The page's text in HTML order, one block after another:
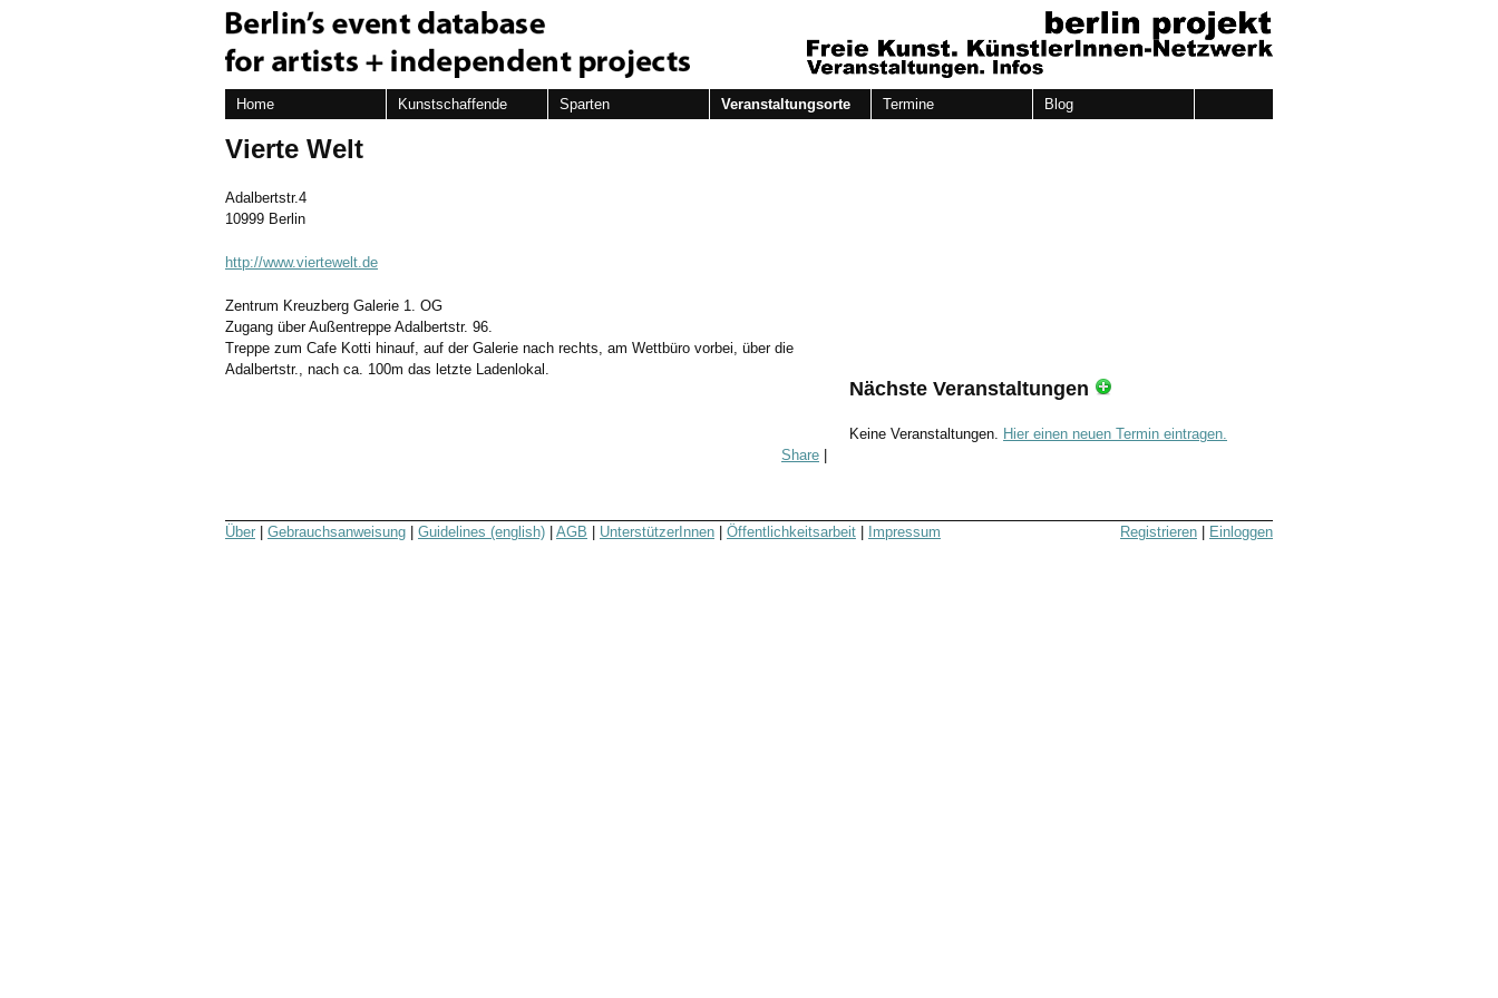
Home Kunstschaffende Sparten Veranstaltungsorte Termine Blog
Vierte Welt
Adalbertstr.4
10999 Berlin
http://www.viertewelt.de
Zentrum Kreuzberg Galerie 1. OG
Zugang über Außentreppe Adalbertstr. 96.
Treppe zum Cafe Kotti hinauf, auf der Galerie nach rechts, am Wettbüro vorbei, über die
Adalbertstr., nach ca. 100m das letzte Ladenlokal.
Share
Nächste Veranstaltungen
Keine Veranstaltungen. Hier einen neuen Termin eintragen.
Registrieren Einloggen
Über Gebrauchsanweisung Guidelines (english) AGB UnterstützerInnen Öffentlichkeitsarbeit Impressum